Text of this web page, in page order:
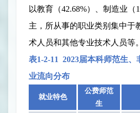
以教育（42.68%）、制造业（
主，所从事的职业类别集中于
术人员和其他专业技术人员等。
表1-2-11 2023届本科师范生、
业流向分布
就业特色
公费师范
生